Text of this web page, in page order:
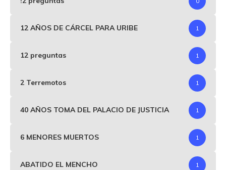
12 AÑOS DE CÁRCEL PARA URIBE 1
12 preguntas 1
2 Terremotos 1
40 AÑOS TOMA DEL PALACIO DE JUSTICIA 1
6 MENORES MUERTOS 1
ABATIDO EL MENCHO 1